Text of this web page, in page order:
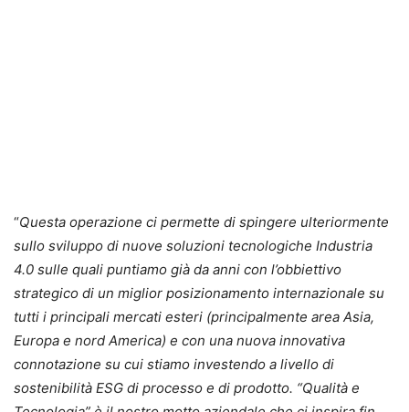
“Questa operazione ci permette di spingere ulteriormente
sullo sviluppo di nuove soluzioni tecnologiche Industria
4.0 sulle quali puntiamo già da anni con l’obbiettivo
strategico di un miglior posizionamento internazionale su
tutti i principali mercati esteri (principalmente area Asia,
Europa e nord America) e con una nuova innovativa
connotazione su cui stiamo investendo a livello di
sostenibilità ESG di processo e di prodotto. “Qualità e